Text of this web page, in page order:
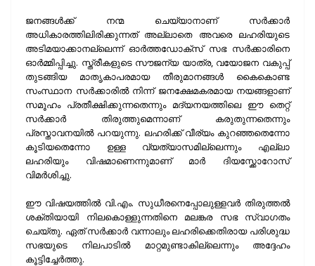
ജനങ്ങൾക്ക് നന്മ ചെയ്യാനാണ് സർക്കാർ
അധികാരത്തിലിരിക്കുന്നത് അല്ലാതെ അവരെ ലഹരിയുടെ
അടിമയാക്കാനല്ലെന്ന് ഓർത്തഡോക്സ് സഭ സർക്കാരിനെ
ഓർമ്മിപ്പിച്ചു. സ്ത്രീകളുടെ സൗജന്യ യാത്ര, വയോജന വകുപ്പ്
തുടങ്ങിയ മാതൃകാപരമായ തീരുമാനങ്ങൾ കൈകൊണ്ട
സംസ്ഥാന സർക്കാരിൽ നിന്ന് ജനക്ഷേമകരമായ നയങ്ങളാണ്
സമൂഹം പ്രതീക്ഷിക്കുന്നതെന്നും മദ്യനയത്തിലെ ഈ തെറ്റ്
സർക്കാർ തിരുത്തുമെന്നാണ് കരുതുന്നതെന്നും
പ്രസ്താവനയിൽ പറയുന്നു. ലഹരിക്ക് വീര്യം കുറഞ്ഞതെന്നോ
കൂടിയതെന്നോ ഉള്ള വ്യത്യാസമില്ലെന്നും എല്ലാ
ലഹരിയും വിഷമാണെന്നുമാണ് മാർ ദിയസ്ക്കോറോസ്
വിമർശിച്ചു.
ഈ വിഷയത്തിൽ വി.എം. സുധീരനെപ്പോലുള്ളവർ തിരുത്തൽ
ശക്തിയായി നിലകൊള്ളുന്നതിനെ മലങ്കര സഭ സ്വാഗതം
ചെയ്തു. ഏത് സർക്കാർ വന്നാലും ലഹരിക്കെതിരായ പരിശുദ്ധ
സഭയുടെ നിലപാടിൽ മാറ്റമുണ്ടാകില്ലെന്നും അദ്ദേഹം
കൂട്ടിച്ചേർത്തു.